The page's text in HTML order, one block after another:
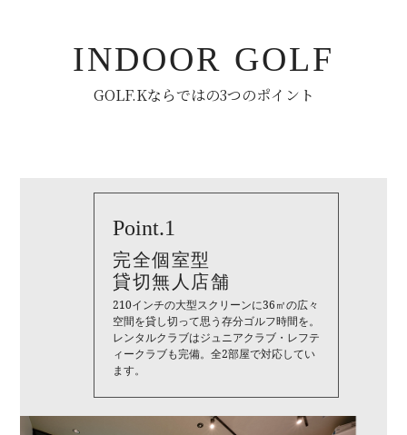
INDOOR GOLF
GOLF.Kならではの3つのポイント
Point.1
完全個室型
貸切無人店舗
210インチの大型スクリーンに36㎡の広々
空間を貸し切って思う存分ゴルフ時間を。
レンタルクラブはジュニアクラブ・レフテ
ィークラブも完備。全2部屋で対応してい
ます。